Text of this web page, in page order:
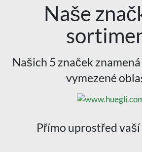
Naše
Našich 5 značek
vymezené
Přímo uprostřed